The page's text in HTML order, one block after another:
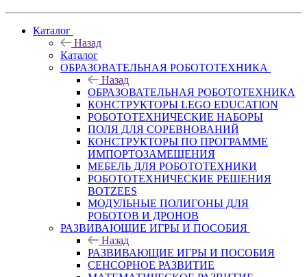
Каталог
Назад
Каталог
ОБРАЗОВАТЕЛЬНАЯ РОБОТОТЕХНИКА
Назад
ОБРАЗОВАТЕЛЬНАЯ РОБОТОТЕХНИКА
КОНСТРУКТОРЫ LEGO EDUCATION
РОБОТОТЕХНИЧЕСКИЕ НАБОРЫ
ПОЛЯ ДЛЯ СОРЕВНОВАНИЙ
КОНСТРУКТОРЫ ПО ПРОГРАММЕ
ИМПОРТОЗАМЕЩЕНИЯ
МЕБЕЛЬ ДЛЯ РОБОТОТЕХНИКИ
РОБОТОТЕХНИЧЕСКИЕ РЕШЕНИЯ
BOTZEES
МОДУЛЬНЫЕ ПОЛИГОНЫ ДЛЯ
РОБОТОВ И ДРОНОВ
РАЗВИВАЮЩИЕ ИГРЫ И ПОСОБИЯ
Назад
РАЗВИВАЮЩИЕ ИГРЫ И ПОСОБИЯ
СЕНСОРНОЕ РАЗВИТИЕ